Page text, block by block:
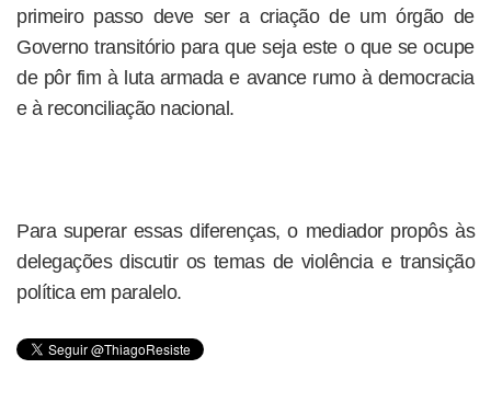
primeiro passo deve ser a criação de um órgão de
Governo transitório para que seja este o que se ocupe
de pôr fim à luta armada e avance rumo à democracia
e à reconciliação nacional.
Para superar essas diferenças, o mediador propôs às
delegações discutir os temas de violência e transição
política em paralelo.